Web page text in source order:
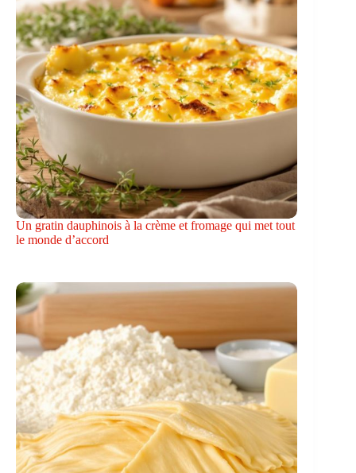
Un gratin dauphinois à la crème et fromage qui met tout
le monde d’accord